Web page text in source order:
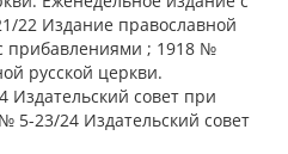
22 Издание православной
прибавлениями ; 1918 №
русской церкви.
Издательский совет при
5-23/24 Издательский совет